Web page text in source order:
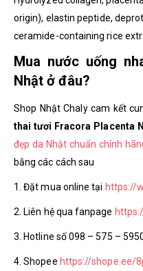
origin), elastin peptide,
ceramide-containing rice
Mua nước uống
Nhật ở đâu?
Shop Nhật Chaly cam kết
thai tươi Fracora Placenta
đẹp da Nhật chuẩn chính
bằng các cách sau
1. Đặt mua online tại https://
2. Liên hệ qua fanpage
3. Hotline số 098 – 575 –
4. Shopee https://shope.ee/